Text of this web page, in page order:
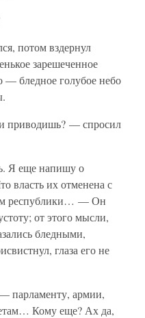
потом вздернул
зарешеченное
— бледное голубое небо
приводишь? — спросил
Я еще напишу о
власть их отменена с
республики… — Он
от этого мысли,
бледными,
глаза его не
парламенту, армии,
Кому еще? Ах да,